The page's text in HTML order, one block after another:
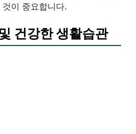
이 중요합니다.
건강한 생활습관